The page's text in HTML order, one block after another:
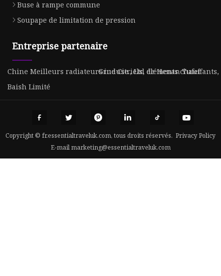
Buse à rampe commune
Soupape de limitation de pression
Entreprise partenaire
Chine Meilleurs radiateurs industriels, éléments chauffants,
Grue Cie., Ltd de Henan Yufei
Baish Limité
Copyright © fr.essentialtraveluk.com, tous droits réservés. Privacy Policy
E-mailmarketing@essentialtraveluk.com